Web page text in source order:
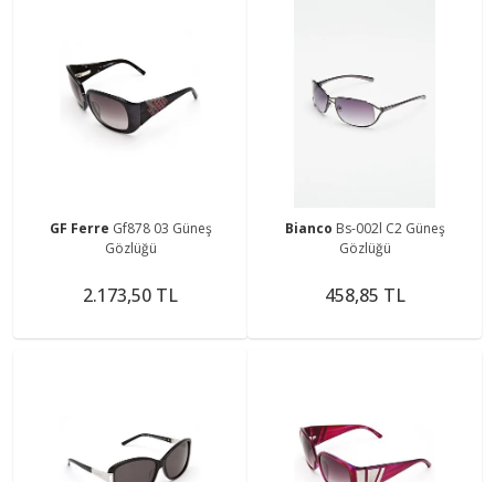
GF Ferre Gf878 03 Güneş
Gözlüğü
2.173,50 TL
Bianco Bs-002l C2 Güneş
Gözlüğü
458,85 TL